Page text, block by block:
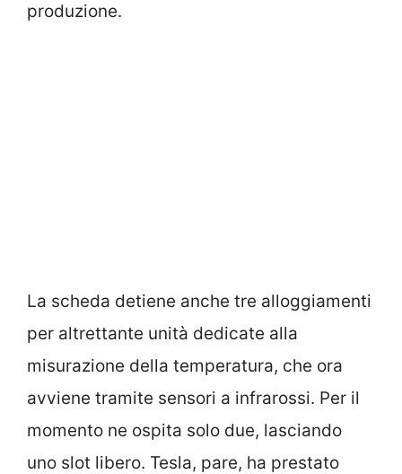
produzione.
La scheda detiene anche tre alloggiamenti
per altrettante unità dedicate alla
misurazione della temperatura, che ora
avviene tramite sensori a infrarossi. Per il
momento ne ospita solo due, lasciando
uno slot libero. Tesla, pare, ha prestato